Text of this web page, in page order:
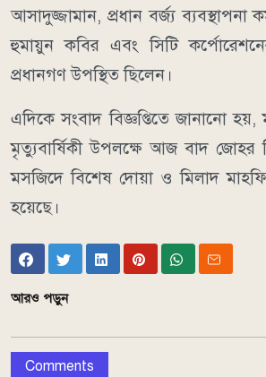
আসাদুজ্জামান, প্রধান বর্জ্য ব্যবস্থাপনা
হুমায়ুন কবির এবং সিটি
প্রধানগণ উপস্থিত ছিলেন।
এদিকে সংবাদ বিজ্ঞপ্তিতে জানানো
মৃত্যুবার্ষিকী উপলক্ষে আজ বাদ জোহর
মসজিদে বিশেষ দোয়া ও মিলাদ
হয়েছে।
আরও পড়ুন
Comments